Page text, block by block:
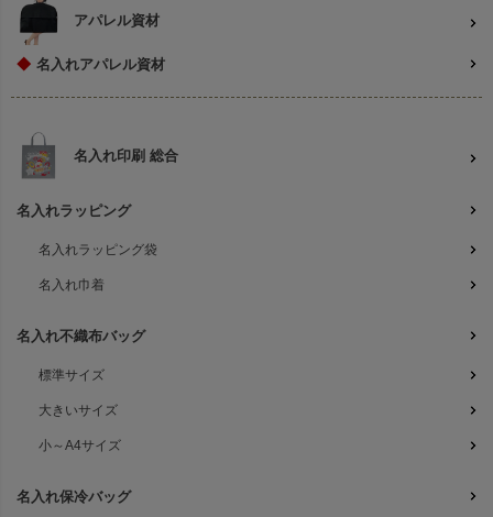
アパレル資材
◆ 名入れアパレル資材
名入れ印刷 総合
名入れラッピング
名入れラッピング袋
名入れ巾着
名入れ不織布バッグ
標準サイズ
大きいサイズ
小～A4サイズ
名入れ保冷バッグ